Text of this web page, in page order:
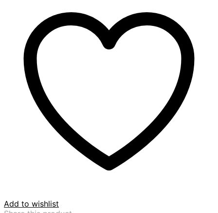
Add to wishlist